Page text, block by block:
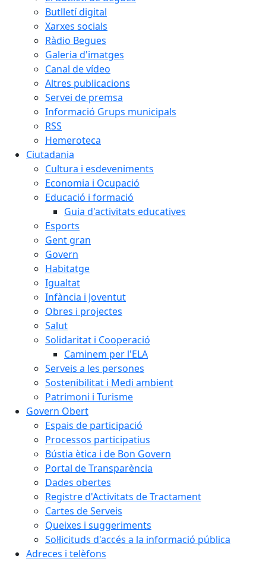
Butlletí digital
Xarxes socials
Ràdio Begues
Galeria d'imatges
Canal de vídeo
Altres publicacions
Servei de premsa
Informació Grups municipals
RSS
Hemeroteca
Ciutadania
Cultura i esdeveniments
Economia i Ocupació
Educació i formació
Guia d'activitats educatives
Esports
Gent gran
Govern
Habitatge
Igualtat
Infància i Joventut
Obres i projectes
Salut
Solidaritat i Cooperació
Caminem per l'ELA
Serveis a les persones
Sostenibilitat i Medi ambient
Patrimoni i Turisme
Govern Obert
Espais de participació
Processos participatius
Bústia ètica i de Bon Govern
Portal de Transparència
Dades obertes
Registre d'Activitats de Tractament
Cartes de Serveis
Queixes i suggeriments
Sol·licituds d'accés a la informació pública
Adreces i telèfons